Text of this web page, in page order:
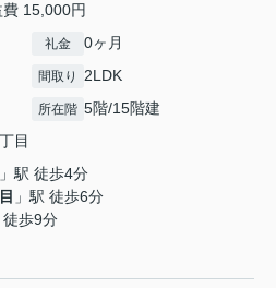
15,000円
礼金 0ヶ月
間取り 2LDK
所在階 5階/15階建
目
」駅 徒歩4分
」駅 徒歩6分
徒歩9分